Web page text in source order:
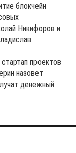
блокчейн
Никифоров и
проектов
назовет
денежный